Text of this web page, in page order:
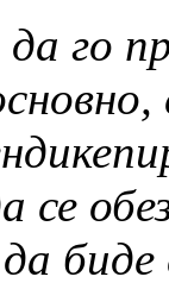
го
се